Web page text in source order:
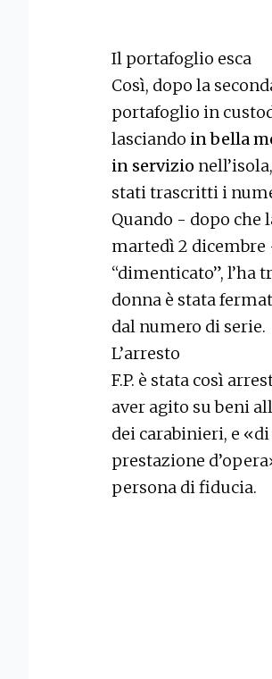
Il portafoglio esca
Così, dopo la
portafoglio in
lasciando in bella
in servizio
stati trascritti i
Quando - dopo che
martedì 2
“dimenticato”, l’ha
donna è stata
dal numero di serie.
L’arresto
F.P. è stata così
aver agito su beni
dei carabinieri, e
prestazione
persona di fiducia.